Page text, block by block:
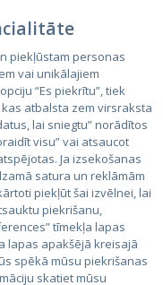
piekļūstam personas
vai unikālajiem
“Es piekrītu”, tiek
atbalsta zem virsraksta
lai sniegtu” norādītos
visu” vai atsaucot
Ja izsekošanas
satura un reklāmām
piekļūt šai izvēlnei, lai
piekrišanu,
tīmekļa lapas
lapas apakšējā kreisajā
spēkā mūsu piekrišanas
skatiet mūsu